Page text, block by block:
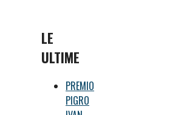
LE
ULTIME
PREMIO
PIGRO